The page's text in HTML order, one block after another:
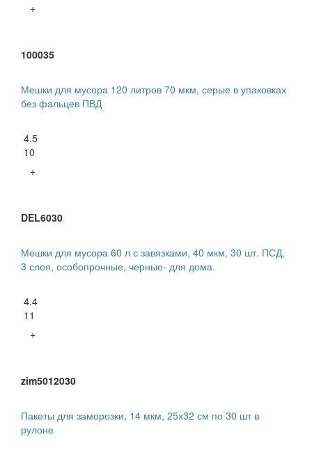
+
100035
Мешки для мусора 120 литров 70 мкм, серые в упаковках
без фальцев ПВД
4.5
10
+
DEL6030
Мешки для мусора 60 л с завязками, 40 мкм, 30 шт. ПСД,
3 слоя, особопрочные, черные- для дома.
4.4
11
+
zim5012030
Пакеты для заморозки, 14 мкм, 25х32 см по 30 шт в
рулоне